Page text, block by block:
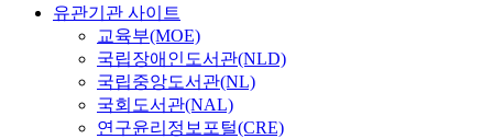
유관기관 사이트
교육부(MOE)
국립장애인도서관(NLD)
국립중앙도서관(NL)
국회도서관(NAL)
연구윤리정보포털(CRE)